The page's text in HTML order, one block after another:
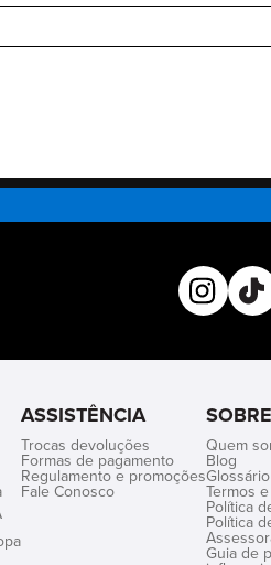
ASSISTÊNCIA
Trocas devoluções
Formas de pagamento
Regulamento e promoções
Fale Conosco
Quem
Blog
Glossário
Termos
Política
Política
Guia de